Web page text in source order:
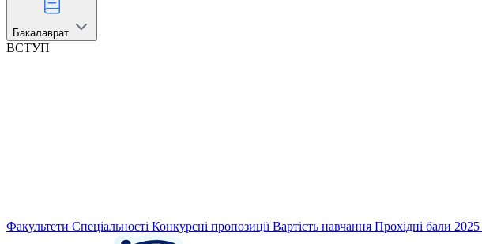
Бакалаврат
ВСТУП
Факультети Спеціальності Конкурсні пропозиції Вартість навчання Прохідні бали 2025